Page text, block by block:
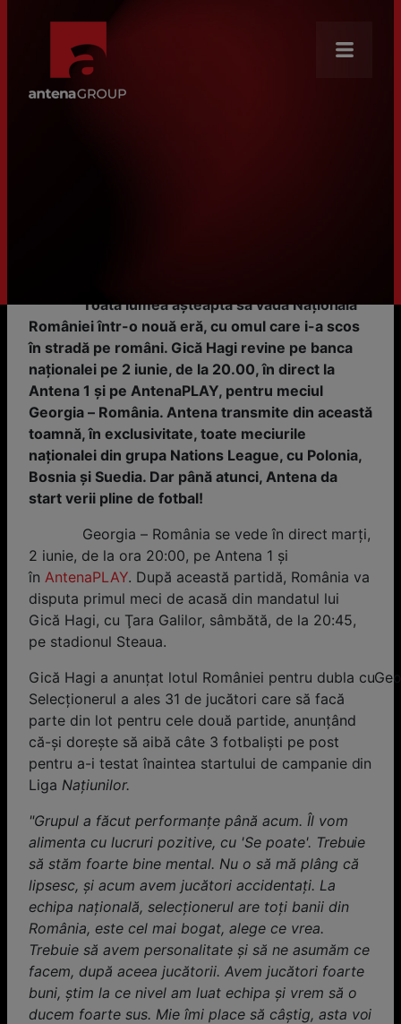
Antena Academy
CSR
Distribution
Toată lumea aşteaptă să vadă Naționala
României într-o nouă eră, cu omul care i-a scos
în stradă pe români. Gică Hagi revine pe banca
naționalei pe 2 iunie, de la 20.00, în direct la
Antena 1 şi pe AntenaPLAY, pentru meciul
Georgia – România. Antena transmite din această
toamnă, în exclusivitate, toate meciurile
naționalei din grupa Nations League, cu Polonia,
Bosnia și Suedia. Dar până atunci, Antena da
start verii pline de fotbal!
Georgia – România se vede în direct marţi,
2 iunie, de la ora 20:00, pe Antena 1 şi
în AntenaPLAY. După această partidă, România va
disputa primul meci de acasă din mandatul lui
Gică Hagi, cu Ţara Galilor, sâmbătă, de la 20:45,
pe stadionul Steaua.
Gică Hagi a anunţat lotul României pentru dubla
Selecţionerul a ales 31 de jucători care să facă
parte din lot pentru cele două partide, anunţând
că-şi doreşte să aibă câte 3 fotbalişti pe post
pentru a-i testat înaintea startului de campanie din
Liga Naţiunilor.
"Grupul a făcut performanţe până acum. Îl vom
alimenta cu lucruri pozitive, cu 'Se poate'. Trebuie
să stăm foarte bine mental. Nu o să mă plâng că
lipsesc, şi acum avem jucători accidentaţi. La
echipa naţională, selecţionerul are toţi banii din
România, este cel mai bogat, alege ce vrea.
Trebuie să avem personalitate şi să ne asumăm ce
facem, după aceea jucătorii. Avem jucători foarte
buni, ştim la ce nivel am luat echipa şi vrem să o
ducem foarte sus. Mie îmi place să câştig, asta voi